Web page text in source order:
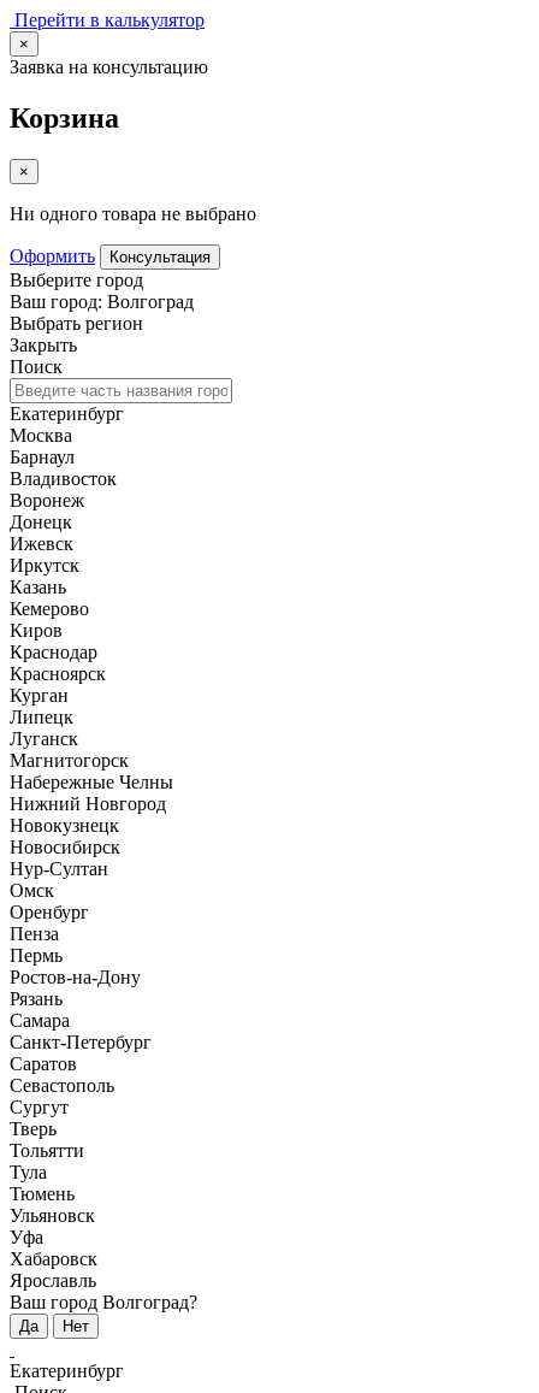
Перейти в калькулятор
×
Заявка на консультацию
Корзина
×
Ни одного товара не выбрано
Оформить Консультация
Выберите город
Ваш город: Волгоград
Выбрать регион
Закрыть
Поиск
Екатеринбург
Москва
Барнаул
Владивосток
Воронеж
Донецк
Ижевск
Иркутск
Казань
Кемерово
Киров
Краснодар
Красноярск
Курган
Липецк
Луганск
Магнитогорск
Набережные Челны
Нижний Новгород
Новокузнецк
Новосибирск
Нур-Султан
Омск
Оренбург
Пенза
Пермь
Ростов-на-Дону
Рязань
Самара
Санкт-Петербург
Саратов
Севастополь
Сургут
Тверь
Тольятти
Тула
Тюмень
Ульяновск
Уфа
Хабаровск
Ярославль
Ваш город Волгоград?
Да Нет
Екатеринбург